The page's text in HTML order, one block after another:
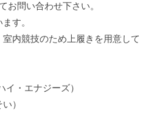
お問い合わせ下さい。
す。
内競技のため上履きを用意して
イ・エナジーズ）
）